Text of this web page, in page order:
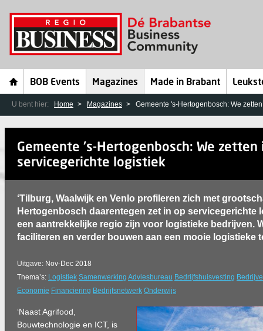
BOB Events Magazines Made in Brabant
U bent hier: Home Magazines Gemeente 's-Hertogenbosch: We
Gemeente 's-Hertogenbosch: We zetten
servicegerichte logistiek
‘Tilburg, Waalwijk en Venlo profileren zich met
Hertogenbosch daarentegen zet in op servicegerichte
een aantrekkelijke regio zijn voor logistieke bedrijven.
faciliteren en verder bouwen aan een mooie logistieke
Uitgave: Nov-Dec 2018
Thema’s: Logistiek Samenwerking Adviesbureau Bedrijfshuisvesting
Economie Financiering Bedrijfsnetwerk Onderwijs
‘Naast Agrifood,
Bouwtechnologie en ICT, is